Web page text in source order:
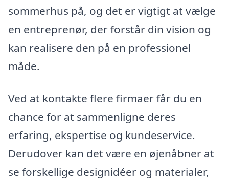
sommerhus på, og det er vigtigt at vælge
en entreprenør, der forstår din vision og
kan realisere den på en professionel
måde.
Ved at kontakte flere firmaer får du en
chance for at sammenligne deres
erfaring, ekspertise og kundeservice.
Derudover kan det være en øjenåbner at
se forskellige designidéer og materialer,